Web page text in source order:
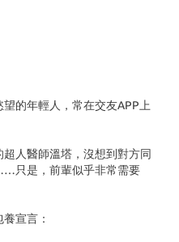
的年輕人，常在交友APP 上
人醫師溫塔，沒想到對方同
只是，前輩似乎非常需要
宣言：